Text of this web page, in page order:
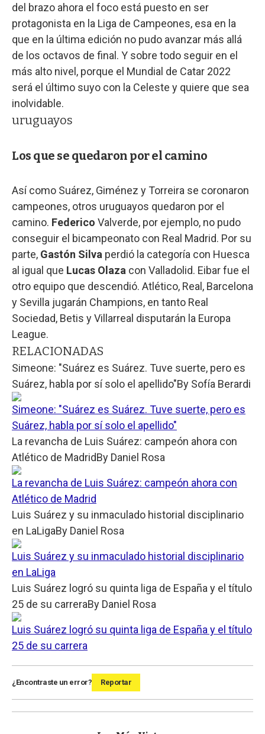
del brazo ahora el foco está puesto en ser
protagonista en la Liga de Campeones, esa en la
que en la última edición no pudo avanzar más allá
de los octavos de final. Y sobre todo seguir en el
más alto nivel, porque el Mundial de Catar 2022
será el último suyo con la Celeste y quiere que sea
inolvidable.
uruguayos
Los que se quedaron por el camino
Así como Suárez, Giménez y Torreira se coronaron
campeones, otros uruguayos quedaron por el
camino. Federico Valverde, por ejemplo, no pudo
conseguir el bicampeonato con Real Madrid. Por su
parte, Gastón Silva perdió la categoría con Huesca
al igual que Lucas Olaza con Valladolid. Eibar fue el
otro equipo que descendió. Atlético, Real, Barcelona
y Sevilla jugarán Champions, en tanto Real
Sociedad, Betis y Villarreal disputarán la Europa
League.
RELACIONADAS
Simeone: "Suárez es Suárez. Tuve suerte, pero es
Suárez, habla por sí solo el apellido"By Sofía Berardi
Simeone: "Suárez es Suárez. Tuve suerte, pero es
Suárez, habla por sí solo el apellido"
La revancha de Luis Suárez: campeón ahora con
Atlético de MadridBy Daniel Rosa
La revancha de Luis Suárez: campeón ahora con
Atlético de Madrid
Luis Suárez y su inmaculado historial disciplinario
en LaLigaBy Daniel Rosa
Luis Suárez y su inmaculado historial disciplinario
en LaLiga
Luis Suárez logró su quinta liga de España y el título
25 de su carreraBy Daniel Rosa
Luis Suárez logró su quinta liga de España y el título
25 de su carrera
¿Encontraste un error? Reportar